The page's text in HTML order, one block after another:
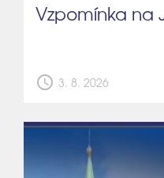
Vzpomínka na
schedule 3. 8. 2026